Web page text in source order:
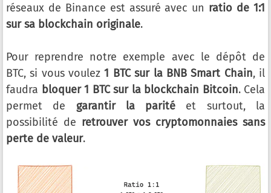
réseaux de Binance est assuré avec un ratio de 1:1
sur sa blockchain originale.
Pour reprendre notre exemple avec le dépôt de
BTC, si vous voulez1 BTC sur la BNB Smart Chain, il
faudra bloquer 1 BTC sur la blockchain Bitcoin. Cela
permet de garantir la parité et surtout, la
possibilité de retrouver vos cryptomonnaies sans
perte de valeur.